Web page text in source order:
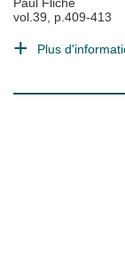
vol.39, p.409-413
Plus